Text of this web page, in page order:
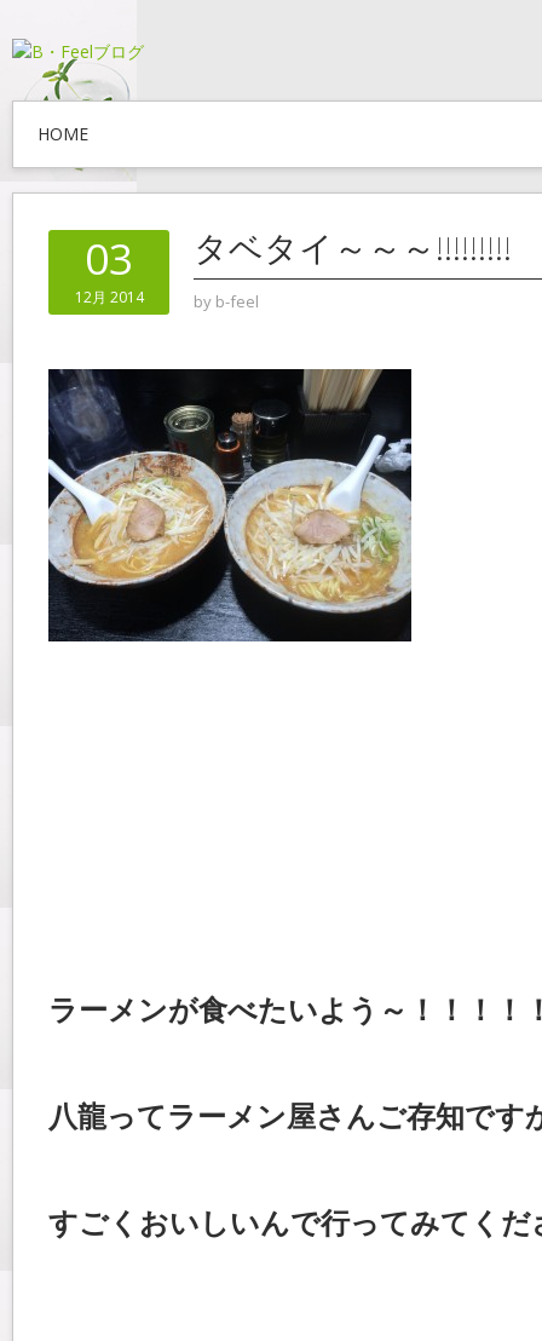
HOME
03
12月 2014
タベタイ～～～!!!!!!!!!
by b-feel
ラーメンが食べたいよう～！！！！
八龍ってラーメン屋さんご存知です
すごくおいしいんで行ってみてく